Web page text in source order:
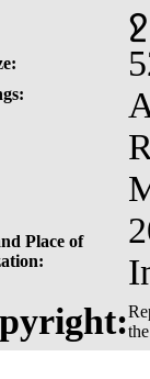
Place of